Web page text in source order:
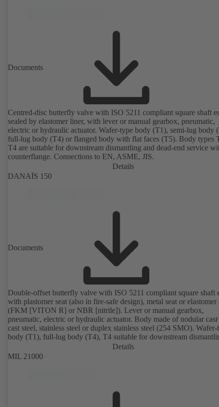
Documents
Centred-disc butterfly valve with ISO 5211 compliant square shaft
sealed by elastomer liner, with lever or manual gearbox, pneumatic,
electric or hydraulic actuator. Wafer-type body (T1), semi-lug body
full-lug body (T4) or flanged body with flat faces (T5). Body types
T4 are suitable for downstream dismantling and dead-end service
counterflange. Connections to EN, ASME, JIS.
Details
DANAÏS 150
Documents
Double-offset butterfly valve with ISO 5211 compliant square shaft
with plastomer seat (also in fire-safe design), metal seat or elastomer
(FKM [VITON R] or NBR [nitrile]). Lever or manual gearbox,
pneumatic, electric or hydraulic actuator. Body made of nodular
cast steel, stainless steel or duplex stainless steel (254 SMO). Wafer-
body (T1), full-lug body (T4), T4 suitable for downstream
dead-end service with counterflange. Connections to EN, ASME or
Fire-safe design tested and certified to API 607. Fugitive emissions
Details
MIL 21000